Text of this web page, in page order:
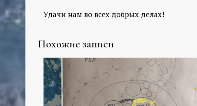
Удачи нам во всех добрых делах!
Похожие записи